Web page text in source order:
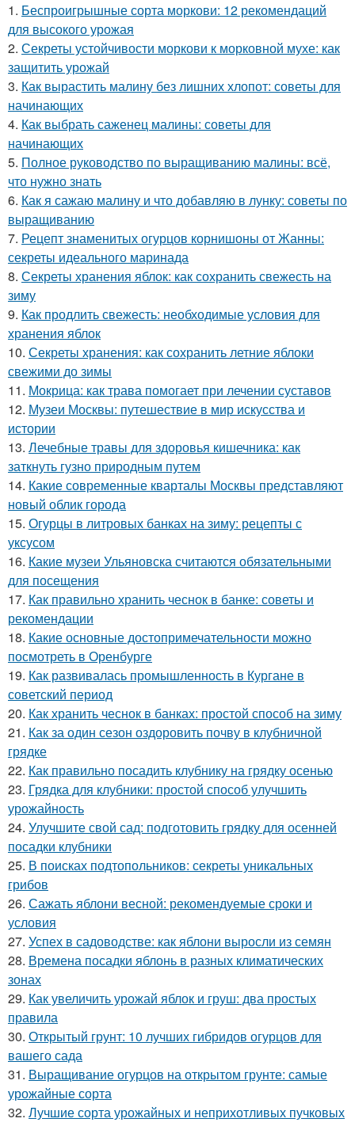
1. Беспроигрышные сорта моркови: 12 рекомендаций
для высокого урожая
2. Секреты устойчивости моркови к морковной мухе: как
защитить урожай
3. Как вырастить малину без лишних хлопот: советы для
начинающих
4. Как выбрать саженец малины: советы для
начинающих
5. Полное руководство по выращиванию малины: всё,
что нужно знать
6. Как я сажаю малину и что добавляю в лунку: советы по
выращиванию
7. Рецепт знаменитых огурцов корнишоны от Жанны:
секреты идеального маринада
8. Секреты хранения яблок: как сохранить свежесть на
зиму
9. Как продлить свежесть: необходимые условия для
хранения яблок
10. Секреты хранения: как сохранить летние яблоки
свежими до зимы
11. Мокрица: как трава помогает при лечении суставов
12. Музеи Москвы: путешествие в мир искусства и
истории
13. Лечебные травы для здоровья кишечника: как
заткнуть гузно природным путем
14. Какие современные кварталы Москвы представляют
новый облик города
15. Огурцы в литровых банках на зиму: рецепты с
уксусом
16. Какие музеи Ульяновска считаются обязательными
для посещения
17. Как правильно хранить чеснок в банке: советы и
рекомендации
18. Какие основные достопримечательности можно
посмотреть в Оренбурге
19. Как развивалась промышленность в Кургане в
советский период
20. Как хранить чеснок в банках: простой способ на зиму
21. Как за один сезон оздоровить почву в клубничной
грядке
22. Как правильно посадить клубнику на грядку осенью
23. Грядка для клубники: простой способ улучшить
урожайность
24. Улучшите свой сад: подготовить грядку для осенней
посадки клубники
25. В поисках подтопольников: секреты уникальных
грибов
26. Сажать яблони весной: рекомендуемые сроки и
условия
27. Успех в садоводстве: как яблони выросли из семян
28. Времена посадки яблонь в разных климатических
зонах
29. Как увеличить урожай яблок и груш: два простых
правила
30. Открытый грунт: 10 лучших гибридов огурцов для
вашего сада
31. Выращивание огурцов на открытом грунте: самые
урожайные сорта
32. Лучшие сорта урожайных и неприхотливых пучковых